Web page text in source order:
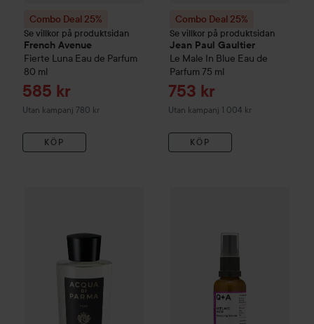
Combo Deal 25%
Se villkor på produktsidan
French Avenue
Fierte Luna Eau de Parfum
80 ml
Reapris
585 kr
Utan kampanj 780 kr
KÖP
Combo Deal 25%
Se villkor på produktsidan
Jean Paul Gaultier
Le Male In Blue Eau de
Parfum75 ml
Reapris
753 kr
Utan kampanj 1 004 kr
KÖP